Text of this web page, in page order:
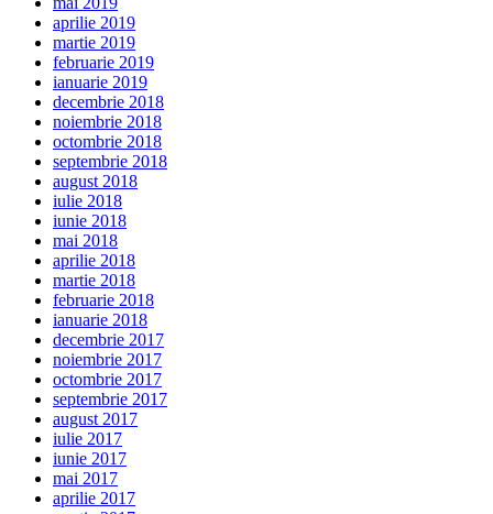
aprilie 2019
martie 2019
februarie 2019
ianuarie 2019
decembrie 2018
noiembrie 2018
octombrie 2018
septembrie 2018
august 2018
iulie 2018
iunie 2018
mai 2018
aprilie 2018
martie 2018
februarie 2018
ianuarie 2018
decembrie 2017
noiembrie 2017
octombrie 2017
septembrie 2017
august 2017
iulie 2017
iunie 2017
mai 2017
aprilie 2017